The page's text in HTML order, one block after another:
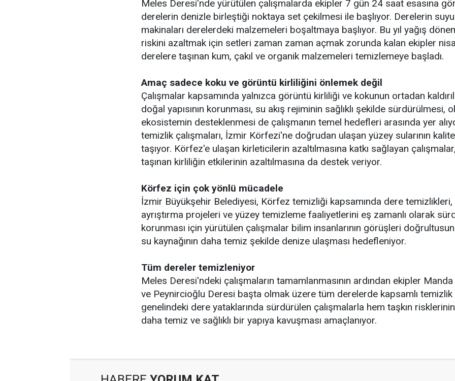
Meles Deresi'nde yürütülen çalışmalarda ekipler 7 gün 24 saat esasına
derelerin denizle birleştiği noktaya set çekilmesi ile başlıyor. Derelerin
makinaları derelerdeki malzemeleri boşaltmaya başlıyor. Bu yıl yağış
riskini azaltmak için setleri zaman zaman açmak zorunda kalan ekipler
derelere taşınan kum, çakıl ve organik malzemeleri temizlemeye başladı.
Amaç sadece koku ve görüntü kirliliğini önlemek değil
Çalışmalar kapsamında yalnızca görüntü kirliliği ve kokunun ortadan
doğal yapısının korunması, su akış rejiminin sağlıklı şekilde sürdürülmesi,
ekosistemin desteklenmesi de çalışmanın temel hedefleri arasında yer
temizlik çalışmaları, İzmir Körfezi'ne doğrudan ulaşan yüzey sularının
taşıyor. Körfez'e ulaşan kirleticilerin azaltılmasına katkı sağlayan
taşınan kirliliğin etkilerinin azaltılmasına da destek veriyor.
Körfez için çok yönlü mücadele
İzmir Büyükşehir Belediyesi, Körfez temizliği kapsamında dere
ayrıştırma projeleri ve yüzey temizleme faaliyetlerini eş zamanlı olarak
korunması için yürütülen çalışmalar bilim insanlarının görüşleri
su kaynağının daha temiz şekilde denize ulaşması hedefleniyor.
Tüm dereler temizleniyor
Meles Deresi'ndeki çalışmaların tamamlanmasının ardından ekipler
ve Peynircioğlu Deresi başta olmak üzere tüm derelerde kapsamlı temizlik
genelindeki dere yataklarında sürdürülen çalışmalarla hem taşkın
daha temiz ve sağlıklı bir yapıya kavuşması amaçlanıyor.